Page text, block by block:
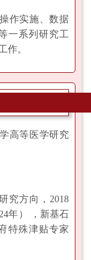
作实施、数据
一系列研究工
作。
高等医学研究
究方向，2018
年） ，新基石
特殊津贴专家